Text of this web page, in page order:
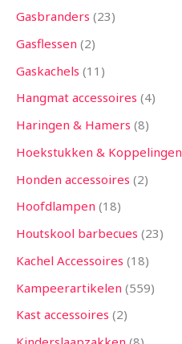
Gasbranders 23
Gasflessen 2
Gaskachels 11
Hangmat accessoires 4
Haringen & Hamers 8
Hoekstukken & Koppelingen
Honden accessoires 2
Hoofdlampen 18
Houtskool barbecues 23
Kachel Accessoires 18
Kampeerartikelen 559
Kast accessoires 2